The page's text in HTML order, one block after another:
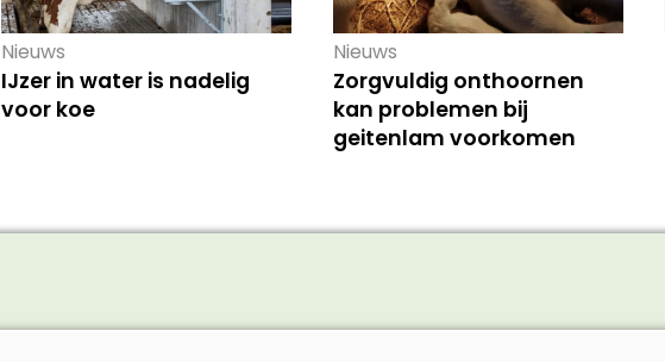
Nieuws
IJzer in water is nadelig
voor koe
Nieuws
Zorgvuldig onthoornen
kan problemen bij
geitenlam voorkomen